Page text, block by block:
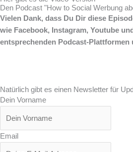
Den Podcast "How to Social Werbung
Vielen Dank, dass Du Dir diese
wie Facebook, Instagram, Youtube
entsprechenden Podcast-
Natürlich gibt es einen Newsletter für
Dein Vorname
Email